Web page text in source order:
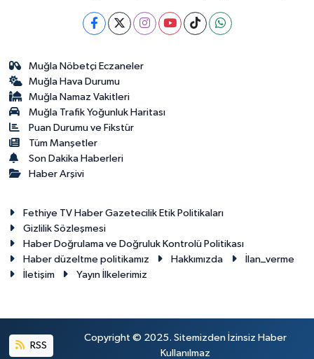
Muğla Nöbetçi Eczaneler
Muğla Hava Durumu
Muğla Namaz Vakitleri
Muğla Trafik Yoğunluk Haritası
Puan Durumu ve Fikstür
Tüm Manşetler
Son Dakika Haberleri
Haber Arşivi
Fethiye TV Haber Gazetecilik Etik Politikaları
Gizlilik Sözleşmesi
Haber Doğrulama ve Doğruluk Kontrolü Politikası
Haber düzeltme politikamız
Hakkımızda
İlan_verme
İletişim
Yayın İlkelerimiz
RSS
Copyright © 2025. Sitemizden İzinsiz Haber
Kullanılmaz